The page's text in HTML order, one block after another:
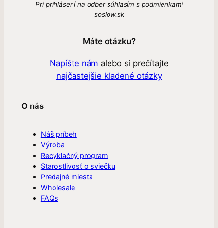
Pri prihlásení na odber súhlasím s podmienkami
soslow.sk
Máte otázku?
Napíšte nám alebo si prečítajte
najčastejšie kladené otázky
O nás
Náš príbeh
Výroba
Recyklačný program
Starostlivosť o sviečku
Predajné miesta
Wholesale
FAQs